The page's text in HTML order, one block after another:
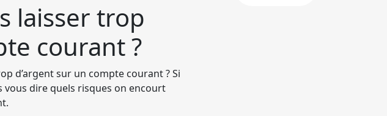
laisser trop
courant ?
d’argent sur un compte courant ? Si
vous dire quels risques on encourt